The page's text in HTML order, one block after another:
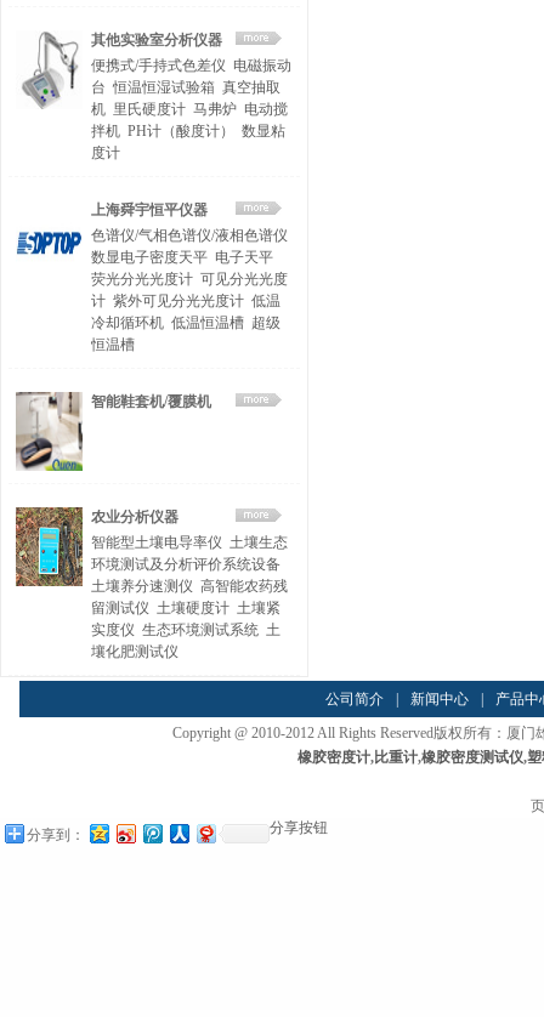
其他实验室分析仪器
便携式/手持式色差仪 电磁振动
台 恒温恒湿试验箱 真空抽取
机 里氏硬度计 马弗炉 电动搅
拌机 PH计（酸度计）
数显粘
度计
上海舜宇恒平仪器
色谱仪/气相色谱仪/液相色谱仪
数显电子密度天平 电子天平
荧光分光光度计 可见分光光度
计 紫外可见分光光度计 低温
冷却循环机 低温恒温槽 超级
恒温槽
智能鞋套机/覆膜机
农业分析仪器
智能型土壤电导率仪 土壤生态
环境测试及分析评价系统设备
土壤养分速测仪 高智能农药残
留测试仪 土壤硬度计 土壤紧
实度仪 生态环境测试系统 土
壤化肥测试仪
公司简介 新闻中心
产品中
Copyright @ 2010-2012 All Rights Reserved版权所有：厦
橡胶密度计,比重计,橡胶密度测试仪,塑
分享到： 分享按钮